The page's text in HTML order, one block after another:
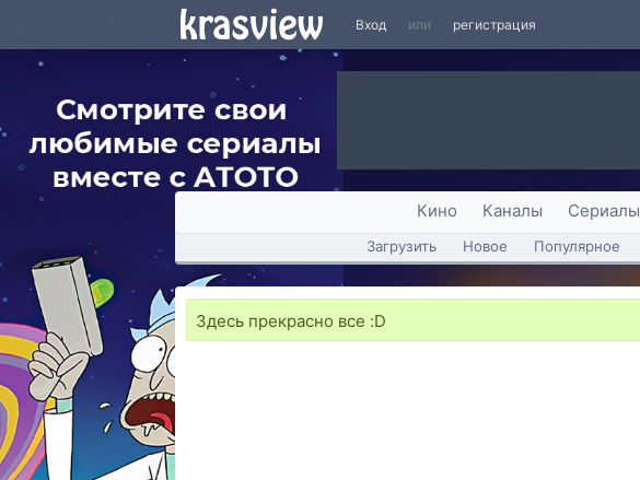
Вход или регистрация
Кино Каналы Сериалы
Загрузить Новое Популярное
Здесь прекрасно все :D